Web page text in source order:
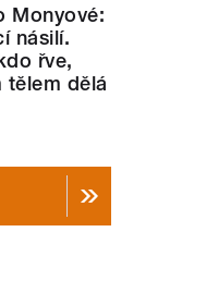
Monyové:
násilí.
řve,
tělem dělá